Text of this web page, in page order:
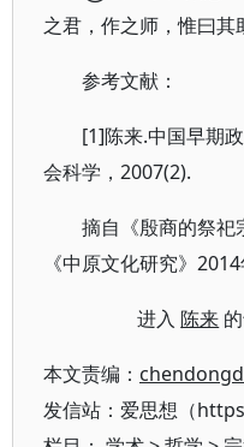
之君，作之师，惟曰其
参考文献：
[1]陈来.中国早期
会科学，2007(2).
摘自《殷商的祭祀
《中原文化研究》
进入陈来
本文责编：
发信站：爱思想（